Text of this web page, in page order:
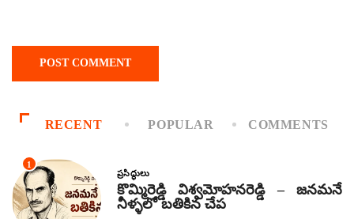
RECENT POPULAR COMMENTS
1
ప్రసిద్ధులు
కొమ్మిరెడ్డి విశ్వమోహనరెడ్డి – జనమనే
నీళ్ళలో బతికిన చేప